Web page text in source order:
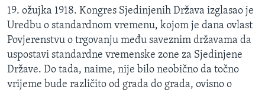
PRATITE NAS
Jezici
19. ožujka 1918. Kongres Sjedinjenih Država izglasao je
Uredbu o standardnom vremenu, kojom je dana ovlast
Povjerenstvu o trgovanju među saveznim državama da
uspostavi standardne vremenske zone za Sjedinjene
Države. Do tada, naime, nije bilo neobično da točno
vrijeme bude različito od grada do grada, ovisno o